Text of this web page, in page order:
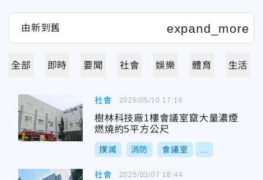
全部 即時 要聞 社會 娛樂 體育 生活
社會
樹林科技廠1樓會議室竄大量濃煙
燃燒約5平方公尺
撲滅 消防 會議室
2026/05/10 17:16
社會 2025/03/07 18:44